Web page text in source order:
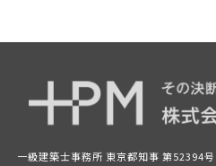
一級建築士事務所 東京都知事 第52394